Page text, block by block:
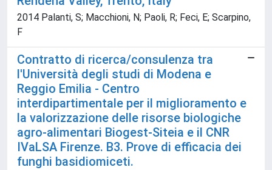
2014 Palanti, S; Macchioni, N; Paoli, R; Feci, E; Scarpino,
F
Contratto di ricerca/consulenza tra
l'Università degli studi di Modena e
Reggio Emilia - Centro
interdipartimentale per il miglioramento e
la valorizzazione delle risorse biologiche
agro-alimentari Biogest-Siteia e il CNR
IVaLSA Firenze. B3. Prove di efficacia dei
funghi basidiomiceti.